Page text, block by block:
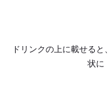
ドリンクの上に載せると
状に